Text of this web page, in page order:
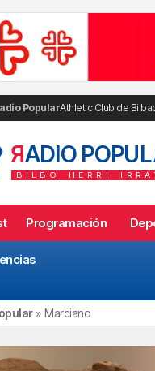
PopularAthletic Club de
RADIO
BILBO HERRI
Programación
» Marciano